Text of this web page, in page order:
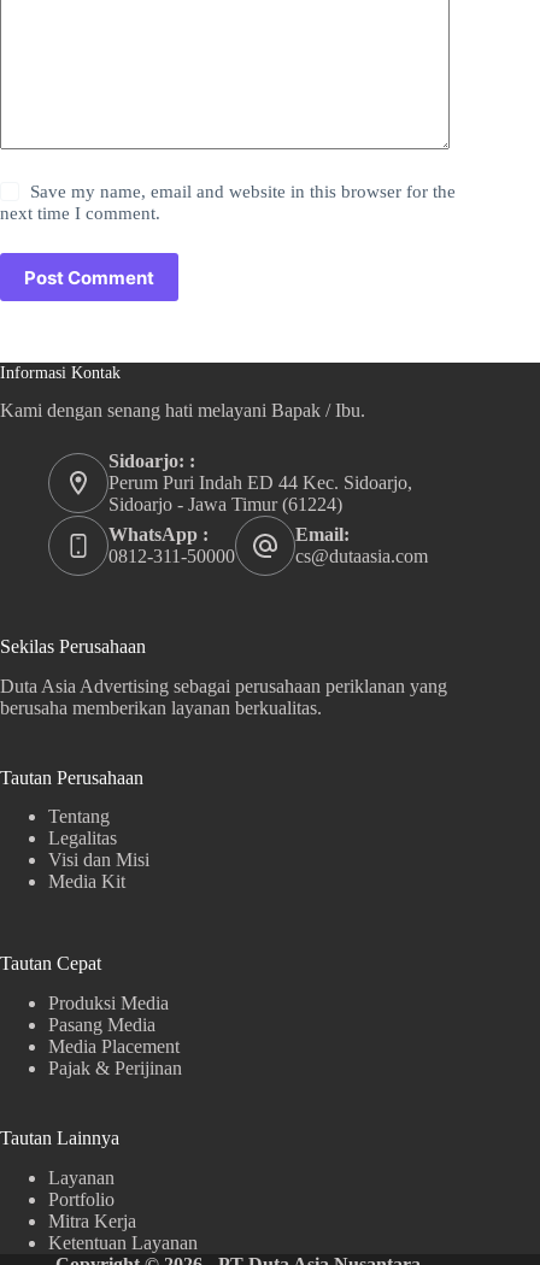
Save my name, email and website in this browser for the
next time I comment.
Post Comment
Informasi Kontak
Kami dengan senang hati melayani Bapak / Ibu.
Sidoarjo: :
Perum Puri Indah ED 44 Kec. Sidoarjo,
Sidoarjo - Jawa Timur (61224)
WhatsApp :
0812-311-50000
Email:
cs@dutaasia.com
Sekilas Perusahaan
Duta Asia Advertising sebagai perusahaan periklanan yang
berusaha memberikan layanan berkualitas.
Tautan Perusahaan
Tentang
Legalitas
Visi dan Misi
Media Kit
Tautan Cepat
Produksi Media
Pasang Media
Media Placement
Pajak & Perijinan
Tautan Lainnya
Layanan
Portfolio
Mitra Kerja
Ketentuan Layanan